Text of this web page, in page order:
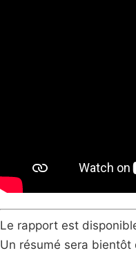
Le rapport est
Un résumé sera